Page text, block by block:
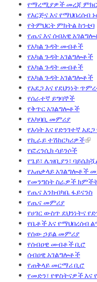
የማረሚያዎች መረጃ
የእርጅና እና የማህበረሰብ
የትምህርት ምክትል ከንቲባ
የጤና እና ሰብአዊ
የአካል ጉዳት መብቶች
የአካል ጉዳት አገልግሎቶች
የአካል ጉዳት መብቶች
የአካል ጉዳት አገልግሎቶች
የአደጋ እና የደህንነት
የሰራተኛ ይግባኞች
የቅጥር አገልግሎቶች
የአካባቢ መምሪያ
የእሳት እና የድንገተኛ
የኪራይ ተሽከርካሪዎች
የፎረንሲክ ሳይንሶች
የጌይ፣ ሌዝቢያን፣
የአጠቃላይ አገልግሎቶች
የመንግስት ስራዎች
የጤና እንክብካቤ ፋይናንስ
የጤና መምሪያ
የሀገር ውስጥ ደህንነትና
የቤቶች እና የማህበረሰብ
የሰው ኃይል መምሪያ
የሰብዐዊ መብቶች ቢሮ
ሰብዐዊ አገልግሎቶች
የጠቅላይ መርማሪ ቢሮ
የመድን፣ የዋስትናዎች እና